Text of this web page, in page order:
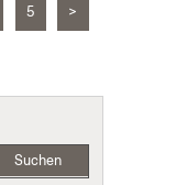
5 >
Suchen